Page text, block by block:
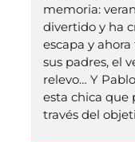
memoria:
divertido y ha
escapa y
sus padres, el
relevo… Y
esta chica que
través del